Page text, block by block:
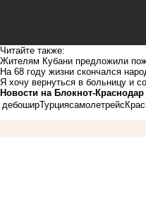
Читайте также:
Жителям Кубани предложили
На 68 году жизни скончался
Я хочу вернуться в больницу и
Новости на Блoкнoт-Краснодар
дебоширТурциясамолетрейс